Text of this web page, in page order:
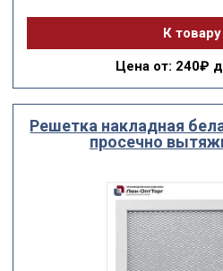
К товару
Цена от: 240₽
Решетка накладная
просечно